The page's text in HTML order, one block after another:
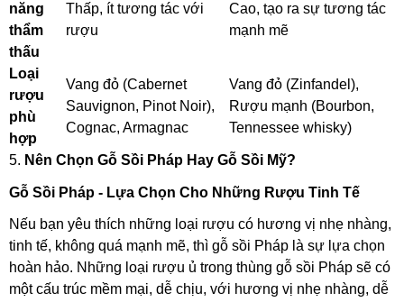
năng
thẩm
thấu
Thấp, ít tương tác với
rượu
Cao, tạo ra sự tương tác
mạnh mẽ
Loại
rượu
phù
hợp
Vang đỏ (Cabernet
Sauvignon, Pinot Noir),
Cognac, Armagnac
Vang đỏ (Zinfandel),
Rượu mạnh (Bourbon,
Tennessee whisky)
5. Nên Chọn Gỗ Sồi Pháp Hay Gỗ Sồi Mỹ?
Gỗ Sồi Pháp - Lựa Chọn Cho Những Rượu Tinh Tế
Nếu bạn yêu thích những loại rượu có hương vị nhẹ nhàng,
tinh tế, không quá mạnh mẽ, thì gỗ sồi Pháp là sự lựa chọn
hoàn hảo. Những loại rượu ủ trong thùng gỗ sồi Pháp sẽ có
một cấu trúc mềm mại, dễ chịu, với hương vị nhẹ nhàng, dễ